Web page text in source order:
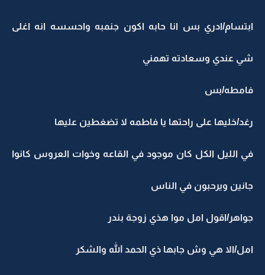
ابتسام/ادري بس انا حابه اكون جنمبه واحسسه انه اغلى
شي عندي وسعادته تهمني
فامطه/بس
رغد/خليها على راحتها يا فاطمه لا تضغطين عليها
في الليل الكل كان موجود في القاعه وخوات العروس كانوا
جانين ويرحبون في الناس
جواهر/اقول امل موا هذي زوجة بندر
امل/الا هي وش جابها ذي الحمد الله والشكر